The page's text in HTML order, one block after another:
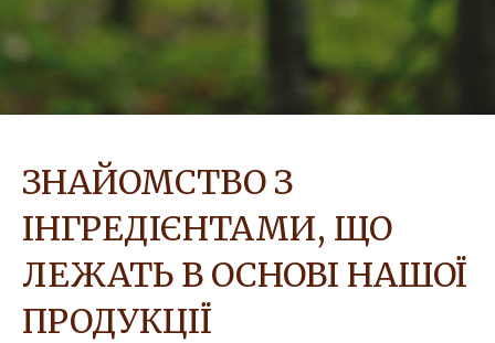
ЗНАЙОМСТВО З
ІНГРЕДІЄНТАМИ, ЩО
ЛЕЖАТЬ В ОСНОВІ НАШОЇ
ПРОДУКЦІЇ